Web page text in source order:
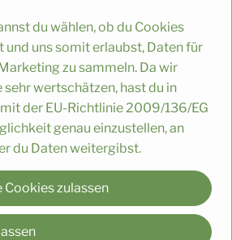
eine erfrischende,
sehr bekömmliche Kost dar. Durch
Soßenvarianten kommt viel
Tisch und erfreut nicht nur den
haltbar. Er sollte kühl
feuchtes Tuch gewickelt werden.
du wählen, ob du Cookies
und uns somit erlaubst, Daten für
zu sammeln. Da wir
wertschätzen, hast du in
der EU-Richtlinie 2009/136/EG
genau einzustellen, an
du Daten weitergibst.
zulassen